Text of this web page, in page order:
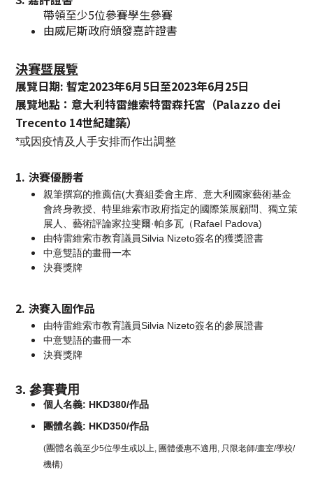
帶領至少5位參賽學生參賽​
​由威尼斯政府頒發嘉許證書
決賽暨展覽
展覽日期: 暫定2023年6月5日至2023年6月25日
展覽地點：意大利特雷維索特雷森托宮（Palazzo dei
Trecento 14世紀建築）
*或因疫情及人手安排而作出調整
​1. 決賽優勝者
親筆撰寫的推薦信(大賽組委會主席、意大利國家藝術基金
會終身教授、特里維索市政府指定的國際策展顧問、獨立策
展人、藝術評論家拉斐爾·帕多瓦（Rafael Padova)
由特雷維索市教育議員Silvia Nizeto簽名的獲獎證書
中意雙語的畫冊一本
決賽獎牌
​2. 決賽入圍作品
由特雷維索市教育議員Silvia Nizeto簽名的參展證書
中意雙語的畫冊一本
決賽獎牌
3. 參賽費用
個人名義: HKD380/作品
團體名義: HKD350/作品
(團體名義至少5位學生或以上, 團體優惠不適用,
只限老師/畫室/學校/
機構)